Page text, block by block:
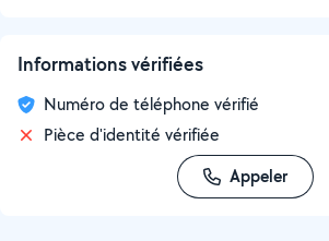
Informations vérifiées
Numéro de téléphone vérifié
Pièce d'identité vérifiée
Appeler